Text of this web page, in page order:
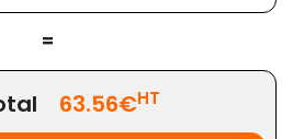
=
63.56€HT